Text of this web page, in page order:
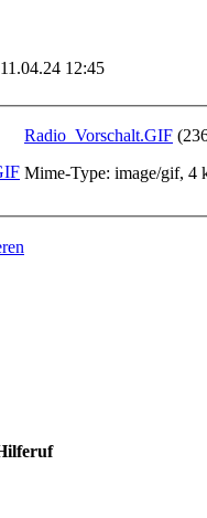
12:45
Radio_Vorschalt.GIF
Mime-Type: image/gif, 4